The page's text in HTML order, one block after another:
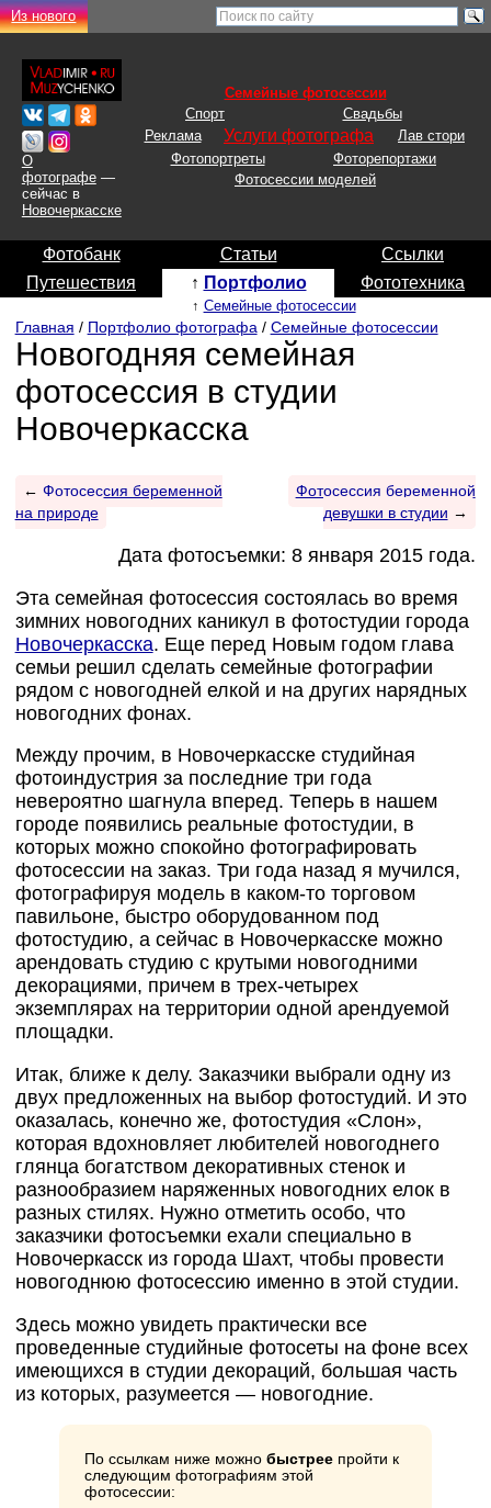
Из нового
О
фотографе—
сейчас в
Новочеркасске
Семейные фотосессии
Спорт
Свадьбы
Реклама
Услуги фотографа
Лав стори
Фотопортреты
Фоторепортажи
Фотосессии моделей
Фотобанк Статьи
Ссылки
Путешествия
↑ Портфолио
↑ Семейные фотосессии
Фототехника
Главная / Портфолио фотографа/ Семейные фотосессии
Новогодняя семейная
фотосессия в студии
Новочеркасска
← Фотосессия беременной
на природе
Фотосессия беременной
девушки в студии →
Дата фотосъемки: 8 января 2015 года.
Эта семейная фотосессия состоялась во время
зимних новогодних каникул в фотостудии города
Новочеркасска. Еще перед Новым годом глава
семьи решил сделать семейные фотографии
рядом с новогодней елкой и на других нарядных
новогодних фонах.
Между прочим, в Новочеркасске студийная
фотоиндустрия за последние три года
невероятно шагнула вперед. Теперь в нашем
городе появились реальные фотостудии, в
которых можно спокойно фотографировать
фотосессии на заказ. Три года назад я мучился,
фотографируя модель в каком-то торговом
павильоне, быстро оборудованном под
фотостудию, а сейчас в Новочеркасске можно
арендовать студию с крутыми новогодними
декорациями, причем в трех-четырех
экземплярах на территории одной арендуемой
площадки.
Итак, ближе к делу. Заказчики выбрали одну из
двух предложенных на выбор фотостудий. И это
оказалась, конечно же, фотостудия «Слон»,
которая вдохновляет любителей новогоднего
глянца богатством декоративных стенок и
разнообразием наряженных новогодних елок в
разных стилях. Нужно отметить особо, что
заказчики фотосъемки ехали специально в
Новочеркасск из города Шахт, чтобы провести
новогоднюю фотосессию именно в этой студии.
Здесь можно увидеть практически все
проведенные студийные фотосеты на фоне всех
имеющихся в студии декораций, большая часть
из которых, разумеется — новогодние.
По ссылкам ниже можнобыстрее пройти к
следующим фотографиям этой
фотосессии: